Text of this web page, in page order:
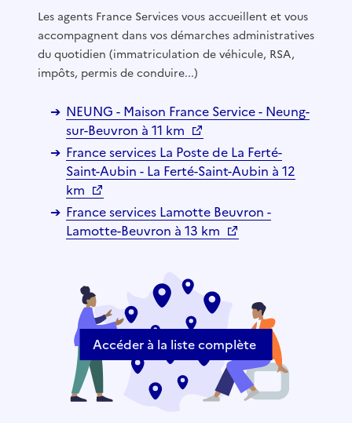
Les agents France Services vous accueillent et vous
accompagnent dans vos démarches administratives
du quotidien (immatriculation de véhicule, RSA,
impôts, permis de conduire...)
NEUNG - Maison France Service - Neung-
sur-Beuvron à 11 km
France services La Poste de La Ferté-
Saint-Aubin - La Ferté-Saint-Aubin à 12
km
France services Lamotte Beuvron -
Lamotte-Beuvron à 13 km
Accéder à la liste complète